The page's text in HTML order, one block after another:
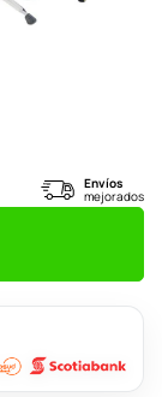
Envíos
mejorados